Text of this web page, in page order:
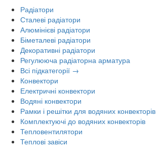
Радіатори
Сталеві радіатори
Алюмінієві радіатори
Біметалеві радіатори
Декоративні радіатори
Регулююча радіаторна арматура
Всі підкатегорії →
Конвектори
Електричні конвектори
Водяні конвектори
Рамки і решітки для водяних конвекторів
Комплектуючі до водяних конвекторів
Тепловентилятори
Теплові завіси